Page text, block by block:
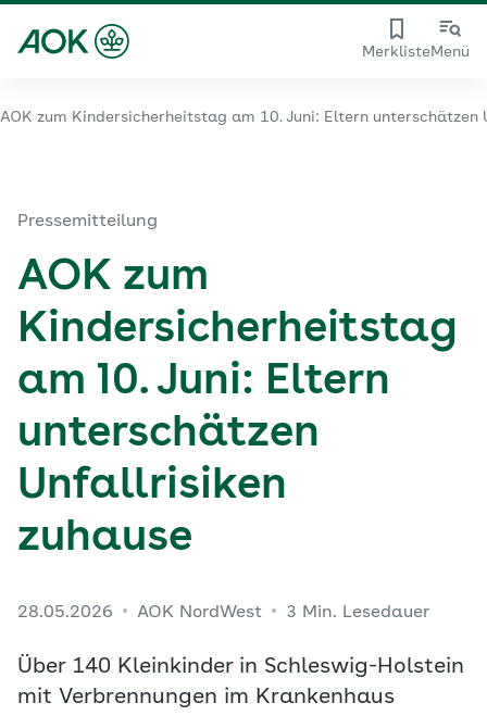
MerklisteMenü
AOK zum Kindersicherheitstag am 10. Juni: Eltern unterschätzen
Pressemitteilung
AOK zum
Kindersicherheitstag
am 10. Juni: Eltern
unterschätzen
Unfallrisiken
zuhause
28.05.2026 AOK NordWest 3 Min. Lesedauer
Über 140 Kleinkinder in Schleswig-Holstein
mit Verbrennungen im Krankenhaus